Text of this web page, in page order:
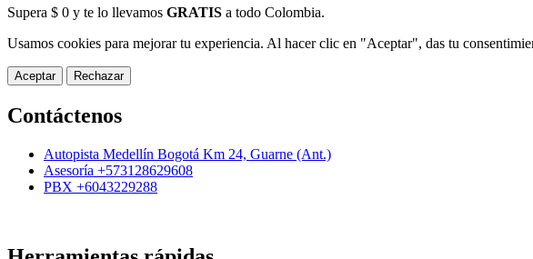
Supera $ 0 y te lo llevamos GRATIS a todo Colombia.
Usamos cookies para mejorar tu experiencia. Al hacer clic en "Aceptar", das tu
Aceptar Rechazar
Contáctenos
Autopista Medellín Bogotá Km 24, Guarne (Ant.)
Asesoría +573128629608
PBX +6043229288